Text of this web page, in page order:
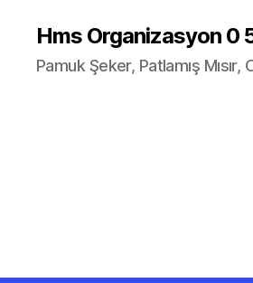
Hms Organizasyon 0
Pamuk Şeker, Patlamış